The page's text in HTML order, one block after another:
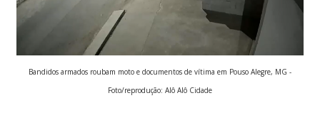
Bandidos armados roubam moto e documentos de vítima em Pouso Alegre, MG -
Foto/reprodução: Alô Alô Cidade